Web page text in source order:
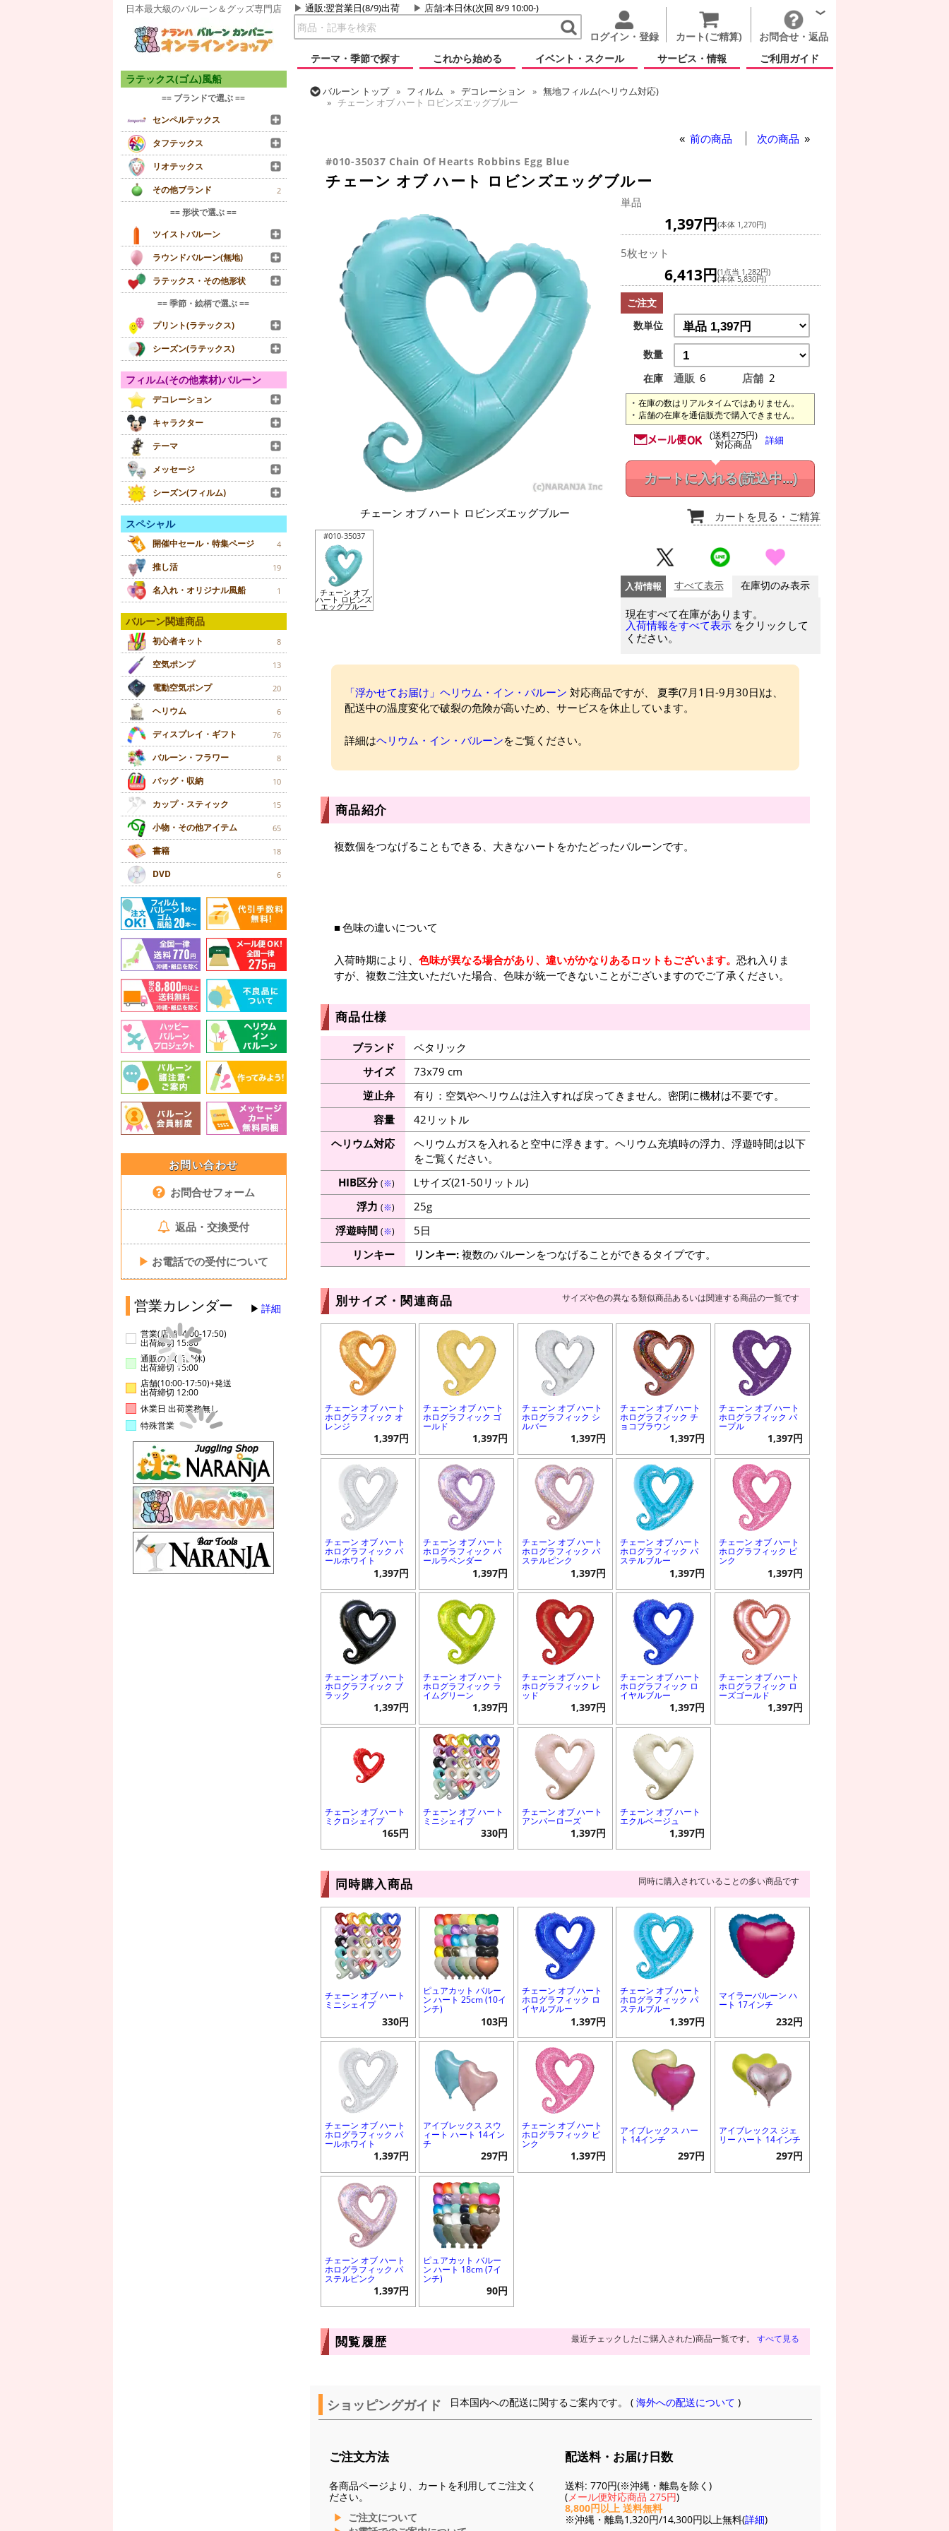
日本最大級のバルーン＆グッズ専門店 通販:翌営業日(8/9)出荷 店舗:本日休(次回 8/9 10:00-)
ログイン・登録 カート(ご精算)
お問合せ・返品
テーマ・季節で探す
これから始める イベント・スクール サービス・情報 ご利用ガイド
ラテックス(ゴム)風船
== ブランドで選ぶ ==
センペルテックス
タフテックス
リオテックス
その他ブランド
2
== 形状で選ぶ ==
ツイストバルーン
ラウンドバルーン(無地)
ラテックス・その他形状
== 季節・絵柄で選ぶ ==
プリント(ラテックス)
シーズン(ラテックス)
フィルム(その他素材)バルーン
デコレーション
キャラクター
テーマ
メッセージ
シーズン(フィルム)
スペシャル
開催中セール・特集ページ 4
推し活 19
名入れ・オリジナル風船 1
バルーン関連商品
初心者キット 8
空気ポンプ 13
電動空気ポンプ 20
ヘリウム 6
ディスプレイ・ギフト 76
バルーン・フラワー 8
バッグ・収納 10
カップ・スティック 15
小物・その他アイテム 65
書籍 18
DVD 6
お問い合わせ
お問合せフォーム
返品・交換受付
▶ お電話での受付について
営業カレンダー 詳細
営業(店舗14:00-17:50)
出荷締切 15:00
通販のみ(店舗休)
出荷締切 15:00
店舗(10:00-17:50)+発送
出荷締切 12:00
休業日 出荷業務無し
特殊営業
バルーン トップ フィルム デコレーション
無地フィルム(ヘリウム対応)
チェーン オブ ハート ロビンズエッグブルー
前の商品 次の商品
#010-35037 Chain Of Hearts Robbins Egg Blue
チェーン オブ ハート ロビンズエッグブルー
チェーン オブ ハート ロビンズエッグブルー
#010-35037
チェーン オブ
ハート ロビンズ
エッグブルー
単品
1,397円(本体 1,270円)
5枚セット
6,413円(1点当 1,282円)
(本体 5,830円)
ご注文
数単位
数量
在庫
通販 6 店舗 2
在庫の数はリアルタイムではありません。
店舗の在庫を通信販売で購入できません。
(送料275円)
対応商品 詳細
カートに入れる(読込中...)
カートを見る ・ご精算
入荷情報 すべて表示 在庫切のみ表示
現在すべて在庫があります。
入荷情報をすべて表示 をクリックして
ください。
「浮かせてお届け」ヘリウム・イン・バルーン 対応商品ですが、 夏季(7月1日-9月30日)は、
配送中の温度変化で破裂の危険が高いため、サービスを休止しています。
詳細はヘリウム・イン・バルーンをご覧ください。
商品紹介
複数個をつなげることもできる、大きなハートをかたどったバルーンです。
色味の違いについて
入荷時期により、 色味が異なる場合があり、違いがかなりあるロットもございます。 恐れ入りま
すが、複数ご注文いただいた場合、色味が統一できないことがございますのでご了承ください。
商品仕様
ブランド
ベタリック
サイズ
73x79 cm
逆止弁
有り：空気やヘリウムは注入すれば戻ってきません。密閉に機材は不要です。
容量
42リットル
ヘリウム対応
ヘリウムガスを入れると空中に浮きます。ヘリウム充填時の浮力、浮遊時間は以下
をご覧ください。
HIB区分(※)
Lサイズ(21-50リットル)
浮力 (※)
25g
浮遊時間 (※)
5日
リンキー
リンキー:複数のバルーンをつなげることができるタイプです。
別サイズ・関連商品 サイズや色の異なる類似商品あるいは関連する商品の一覧です
チェーン オブ ハート
ホログラフィック オ
レンジ
1,397円
チェーン オブ ハート
ホログラフィック ゴ
ールド
1,397円
チェーン オブ ハート
ホログラフィック シ
ルバー
1,397円
チェーン オブ ハート
ホログラフィック チ
ョコブラウン
1,397円
チェーン オブ ハート
ホログラフィック パ
ープル
1,397円
チェーン オブ ハート
ホログラフィック パ
ールホワイト
1,397円
チェーン オブ ハート
ホログラフィック パ
ールラベンダー
1,397円
チェーン オブ ハート
ホログラフィック パ
ステルピンク
1,397円
チェーン オブ ハート
ホログラフィック パ
ステルブルー
1,397円
チェーン オブ ハート
ホログラフィック ピ
ンク
1,397円
チェーン オブ ハート
ホログラフィック ブ
ラック
1,397円
チェーン オブ ハート
ホログラフィック ラ
イムグリーン
1,397円
チェーン オブ ハート
ホログラフィック レ
ッド
1,397円
チェーン オブ ハート
ホログラフィック ロ
イヤルブルー
1,397円
チェーン オブ ハート
ホログラフィック ロ
ーズゴールド
1,397円
チェーン オブ ハート
ミクロシェイプ
165円
チェーン オブ ハート
ミニシェイプ
330円
チェーン オブ ハート
アンバーローズ
1,397円
チェーン オブ ハート
エクルベージュ
1,397円
同時購入商品 同時に購入されていることの多い商品です
チェーン オブ ハート
ミニシェイプ
330円
ピュアカット バルー
ン ハート 25cm (10イ
ンチ)
103円
チェーン オブ ハート
ホログラフィック ロ
イヤルブルー
1,397円
チェーン オブ ハート
ホログラフィック パ
ステルブルー
1,397円
マイラーバルーン ハ
ート 17インチ
232円
チェーン オブ ハート
ホログラフィック パ
ールホワイト
1,397円
アイブレックス スウ
ィート ハート 14イン
チ
297円
チェーン オブ ハート
ホログラフィック ピ
ンク
1,397円
アイブレックス ハー
ト 14インチ
297円
アイブレックス ジェ
リー ハート 14インチ
297円
チェーン オブ ハート
ホログラフィック パ
ステルピンク
1,397円
ピュアカット バルー
ン ハート 18cm (7イ
ンチ)
90円
閲覧履歴 最近チェックした(ご購入された)商品一覧です。 すべて見る
ショッピングガイド 日本国内への配送に関するご案内です。 (海外への配送について )
ご注文方法
各商品ページより、カートを利用してご注文く
ださい。
ご注文について
配送料・お届け日数
送料: 770円(※沖縄・離島を除く)
(メール便対応商品 275円)
8,800円以上 送料無料
※沖縄・離島1,320円/14,300円以上無料(詳細)